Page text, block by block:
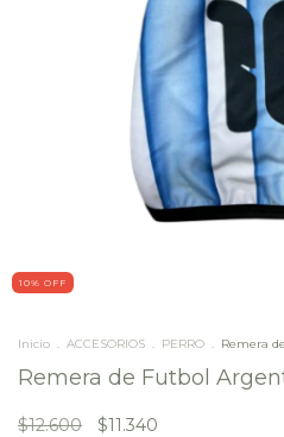
10% OFF
Inicio . ACCESORIOS . PERRO . Remera
Remera de Futbol
$12.600 $11.340